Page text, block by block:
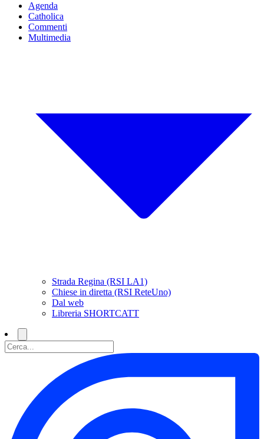
Agenda
Catholica
Commenti
Multimedia
Strada Regina (RSI LA1)
Chiese in diretta (RSI ReteUno)
Dal web
Libreria SHORTCATT